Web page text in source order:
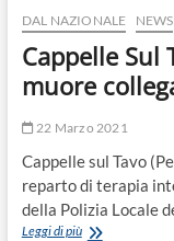
DAL NAZIONALE NEWS
Cappelle Sul
muore
22 Marzo 2021
Cappelle sul Tavo
reparto di terapia
della Polizia Locale
Leggi di piùCappelle